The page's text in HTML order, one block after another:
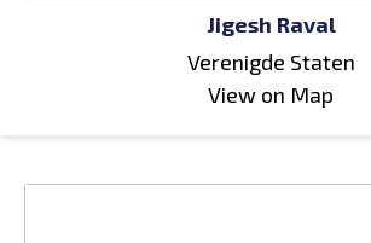
Jigesh Raval
Verenigde Staten
View on Map